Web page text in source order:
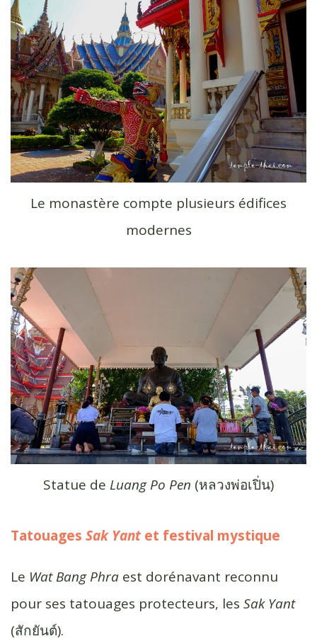
Le monastère compte plusieurs édifices
modernes
Statue de Luang Po Pen (หลวงพ่อ​เปิ่น)
Tatouages Sak Yant et festival mystique
Le Wat Bang Phra est dorénavant reconnu
pour ses tatouages protecteurs, les Sak Yant
(สักยันต์).